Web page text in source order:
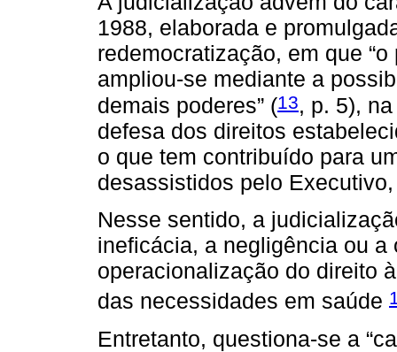
1988, elaborada e
redemocratização, em que
ampliou-se mediante a
demais poderes” (13, p. 5),
defesa dos direitos
o que tem contribuído para
desassistidos pelo
Nesse sentido, a
ineficácia, a negligência ou a
operacionalização do direito
das necessidades em saúde
Entretanto, questiona-se a